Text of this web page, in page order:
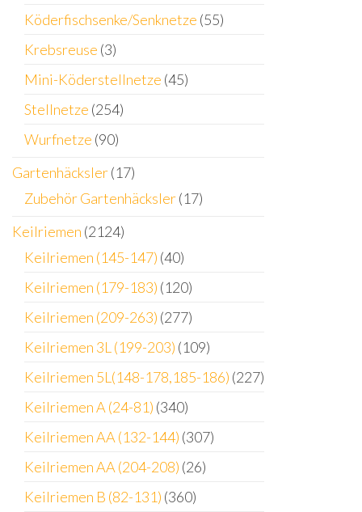
Köderfischsenke/Senknetze (55)
Krebsreuse (3)
Mini-Köderstellnetze (45)
Stellnetze (254)
Wurfnetze (90)
Gartenhäcksler(17)
Zubehör Gartenhäcksler(17)
Keilriemen (2124)
Keilriemen (145-147) (40)
Keilriemen (179-183) (120)
Keilriemen (209-263) (277)
Keilriemen 3L (199-203) (109)
Keilriemen 5L(148-178,185-186) (227)
Keilriemen A (24-81) (340)
Keilriemen AA (132-144) (307)
Keilriemen AA (204-208) (26)
Keilriemen B (82-131) (360)